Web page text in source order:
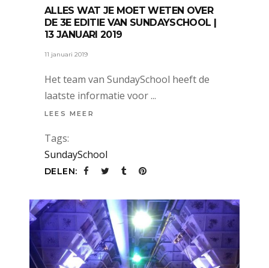
ALLES WAT JE MOET WETEN OVER
DE 3E EDITIE VAN SUNDAYSCHOOL |
13 JANUARI 2019
11 januari 2019
Het team van SundaySchool heeft de
laatste informatie voor
LEES MEER
Tags:
SundaySchool
DELEN: